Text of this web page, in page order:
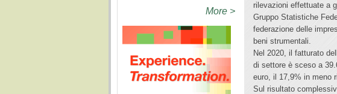
rilevazioni effettuate a
Gruppo Statistiche
federazione delle
beni strumentali.
Nel 2020, il fatturato
di settore è sceso a
euro, il 17,9% in meno
Sul risultato
More >